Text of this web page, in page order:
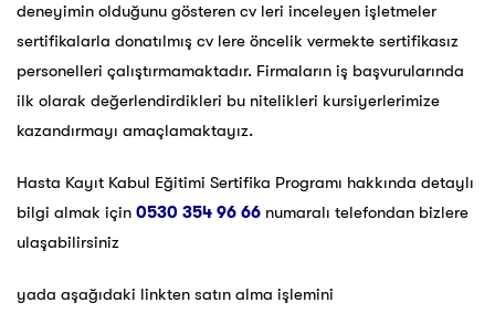
deneyimin olduğunu gösteren cv leri inceleyen işletmeler
sertifikalarla donatılmış cv lere öncelik vermekte sertifikasız
personelleri çalıştırmamaktadır. Firmaların iş başvurularında
ilk olarak değerlendirdikleri bu nitelikleri kursiyerlerimize
kazandırmayı amaçlamaktayız.
Hasta Kayıt Kabul Eğitimi Sertifika Programı hakkında detaylı
bilgi almak için 0530 354 96 66 numaralı telefondan bizlere
ulaşabilirsiniz
yada aşağıdaki linkten satın alma işlemini